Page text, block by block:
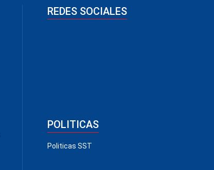
REDES SOCIALES
POLITICAS
Politicas SST